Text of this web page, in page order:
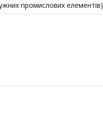
промислових елементів)